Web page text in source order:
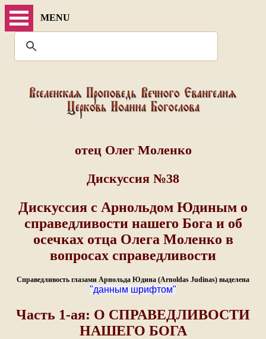
MENU
отец Олег Моленко
Дискуссия №38
Дискуссия с Арнольдом Юдиным о
справедливости нашего Бога и об
осечках отца Олега Моленко в
вопросах справедливости
Cправедливость глазами Арнольда Юдина (Arnoldas Judinas) выделена
"данным шрифтом"
Часть 1-ая: О СПРАВЕДЛИВОСТИ
НАШЕГО БОГА